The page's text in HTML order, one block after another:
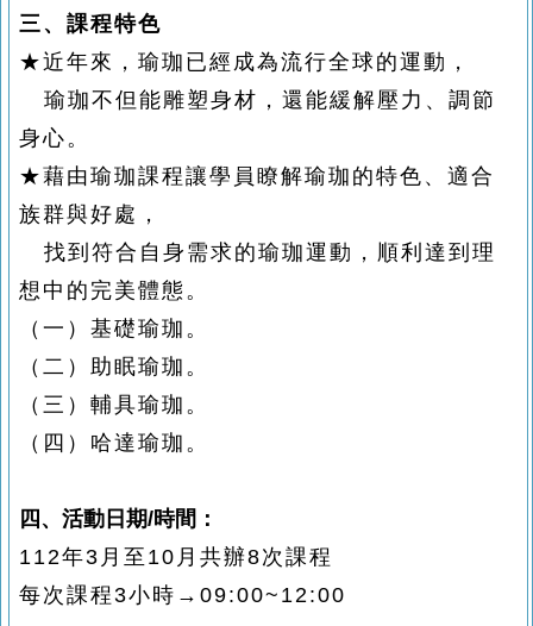
三、課程特色
★近年來，瑜珈已經成為流行全球的運動，
瑜珈不但能雕塑身材，還能緩解壓力、調節
身心。
★藉由瑜珈課程讓學員瞭解瑜珈的特色、適合
族群與好處，
找到符合自身需求的瑜珈運動，順利達到理
想中的完美體態。
（一）基礎瑜珈。
（二）助眠瑜珈。
（三）輔具瑜珈。
（四）哈達瑜珈。
四、活動日期/時間：
112年3月至10月共辦8次課程
每次課程3小時→09:00~12:00